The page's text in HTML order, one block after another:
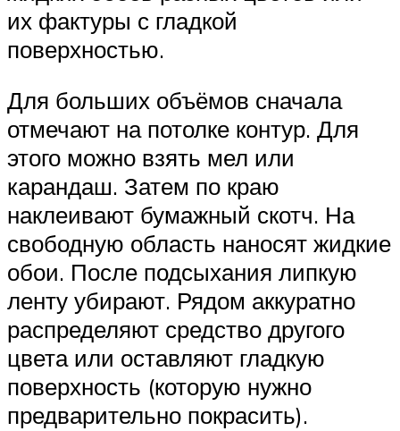
их фактуры с гладкой
поверхностью.
Для больших объёмов сначала
отмечают на потолке контур. Для
этого можно взять мел или
карандаш. Затем по краю
наклеивают бумажный скотч. На
свободную область наносят жидкие
обои. После подсыхания липкую
ленту убирают. Рядом аккуратно
распределяют средство другого
цвета или оставляют гладкую
поверхность (которую нужно
предварительно покрасить).